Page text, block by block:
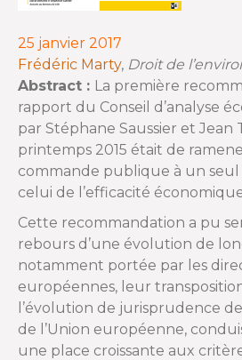
25 janvier 2017
Frédéric Marty, Droit de
Abstract : La première
rapport du Conseil d’analyse
par Stéphane Saussier et Jean
printemps 2015 était de
commande publique à un
celui de l’efficacité
Cette recommandation a pu
rebours d’une évolution de
notamment portée par les
européennes, leur
l’évolution de jurisprudence
de l’Union européenne,
une place croissante aux